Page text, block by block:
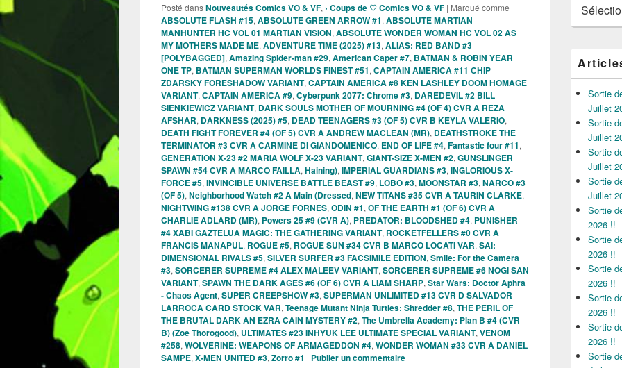
Posté dansNouveautés Comics VO & VF, › Coups de ♡ Comics VO & VF | Marqué comme
ABSOLUTE FLASH #15, ABSOLUTE GREEN ARROW #1, ABSOLUTE MARTIAN
MANHUNTER HC VOL 01 MARTIAN VISION, ABSOLUTE WONDER WOMAN HC VOL 02 AS
MY MOTHERS MADE ME, ADVENTURE TIME (2025) #13, ALIAS: RED BAND #3
[POLYBAGGED], Amazing Spider-man #29, American Caper #7, BATMAN & ROBIN YEAR
ONE TP, BATMAN SUPERMAN WORLDS FINEST #51, CAPTAIN AMERICA #11 CHIP
ZDARSKY FORESHADOW VARIANT, CAPTAIN AMERICA #8 KEN LASHLEY DOOM HOMAGE
VARIANT, CAPTAIN AMERICA #9, Cyberpunk 2077: Chrome #3, DAREDEVIL #2 BILL
SIENKIEWICZ VARIANT, DARK SOULS MOTHER OF MOURNING #4 (OF 4) CVR A REZA
AFSHAR, DARKNESS (2025) #5, DEAD TEENAGERS #3 (OF 5) CVR B KEYLA VALERIO,
DEATH FIGHT FOREVER #4 (OF 5) CVR A ANDREW MACLEAN (MR), DEATHSTROKE THE
TERMINATOR #3 CVR A CARMINE DI GIANDOMENICO, END OF LIFE #4, Fantastic four #11,
GENERATION X-23 #2 MARIA WOLF X-23 VARIANT, GIANT-SIZE X-MEN #2, GUNSLINGER
SPAWN #54 CVR A MARCO FAILLA, Haining), IMPERIAL GUARDIANS #3, INGLORIOUS X-
FORCE #5, INVINCIBLE UNIVERSE BATTLE BEAST #9, LOBO #3, MOONSTAR #3, NARCO #3
(OF 5), Neighborhood Watch #2 A Main (Dressed, NEW TITANS #35 CVR A TAURIN CLARKE,
NIGHTWING #138 CVR A JORGE FORNES, ODIN #1, OF THE EARTH #1 (OF 6) CVR A
CHARLIE ADLARD (MR), Powers 25 #9 (CVR A), PREDATOR: BLOODSHED #4, PUNISHER
#4 XABI GAZTELUA MAGIC: THE GATHERING VARIANT, ROCKETFELLERS #0 CVR A
FRANCIS MANAPUL, ROGUE #5, ROGUE SUN #34 CVR B MARCO LOCATI VAR, SAI:
DIMENSIONAL RIVALS #5, SILVER SURFER #3 FACSIMILE EDITION, Smile: For the Camera
#3, SORCERER SUPREME #4 ALEX MALEEV VARIANT, SORCERER SUPREME #6 NOGI SAN
VARIANT, SPAWN THE DARK AGES #6 (OF 6) CVR A LIAM SHARP, Star Wars: Doctor Aphra
- Chaos Agent, SUPER CREEPSHOW #3, SUPERMAN UNLIMITED #13 CVR D SALVADOR
LARROCA CARD STOCK VAR, Teenage Mutant Ninja Turtles: Shredder #8, THE PERIL OF
THE BRUTAL DARK AN EZRA CAIN MYSTERY #2, The Umbrella Academy: Plan B #4 (CVR
B) (Zoe Thorogood), ULTIMATES #23 INHYUK LEE ULTIMATE SPECIAL VARIANT, VENOM
#258, WOLVERINE: WEAPONS OF ARMAGEDDON #4, WONDER WOMAN #33 CVR A DANIEL
SAMPE, X-MEN UNITED #3, Zorro #1 | Publier un commentaire
Archives
Sortie
Juillet
Sortie
Juillet
Sortie
Juillet
Sortie
Juillet
Sortie
2026 !!
Sortie
2026 !!
Sortie
2026 !!
Sortie
2026 !!
Sortie
2026 !!
Sortie